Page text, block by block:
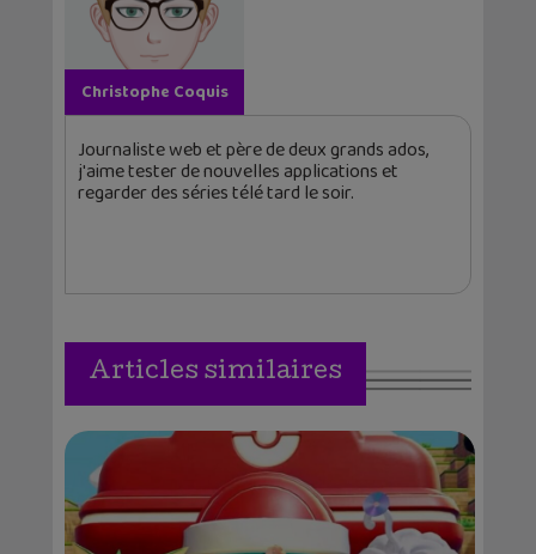
Christophe Coquis
Journaliste web et père de deux grands ados,
j'aime tester de nouvelles applications et
regarder des séries télé tard le soir.
Articles similaires